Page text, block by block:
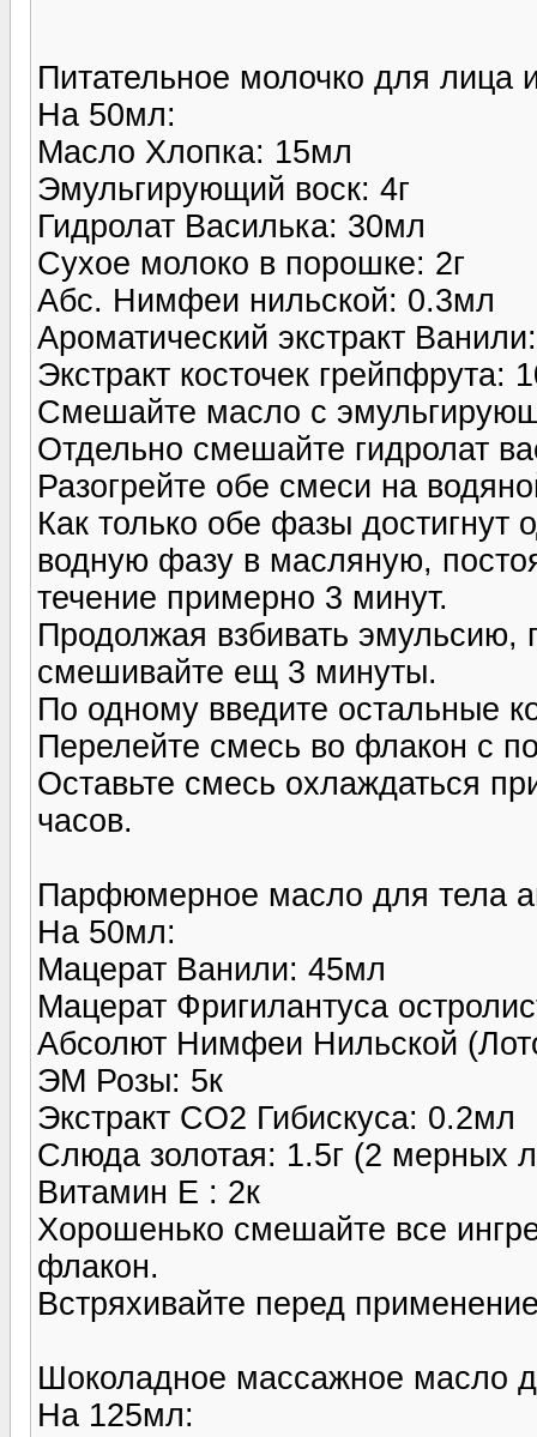
Питательное молочко для лица
На 50мл:
Масло Хлопка: 15мл
Эмульгирующий воск: 4г
Гидролат Василька: 30мл
Сухое молоко в порошке: 2г
Абс. Нимфеи нильской: 0.3мл
Ароматический экстракт
Экстракт косточек грейпфрута:
Смешайте масло с
Отдельно смешайте гидролат
Разогрейте обе смеси на
Как только обе фазы
водную фазу в масляную,
течение примерно 3 минут.
Продолжая взбивать эмульсию,
смешивайте ещ 3 минуты.
По одному введите остальные
Перелейте смесь во флакон с
Оставьте смесь охлаждаться
часов.
Парфюмерное масло для тела
На 50мл:
Мацерат Ванили: 45мл
Мацерат Фригилантуса
Абсолют Нимфеи Нильской
ЭМ Розы: 5к
Экстракт CO2 Гибискуса: 0.2мл
Слюда золотая: 1.5г (2 мерных
Витамин E : 2к
Хорошенько смешайте все
флакон.
Встряхивайте перед
Шоколадное массажное масло
На 125мл: